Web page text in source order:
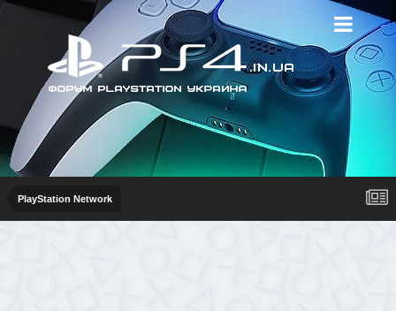
PlayStation Network